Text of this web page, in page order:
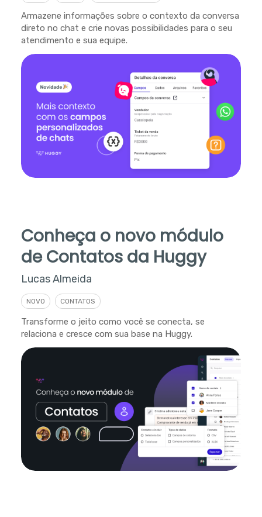
Armazene informações sobre o contexto da conversa
direto no chat e crie novas possibilidades para o seu
atendimento e sua equipe.
Conheça o novo módulo
de Contatos da Huggy
Lucas Almeida
NOVO CONTATOS
Transforme o jeito como você se conecta, se
relaciona e cresce com sua base na Huggy.